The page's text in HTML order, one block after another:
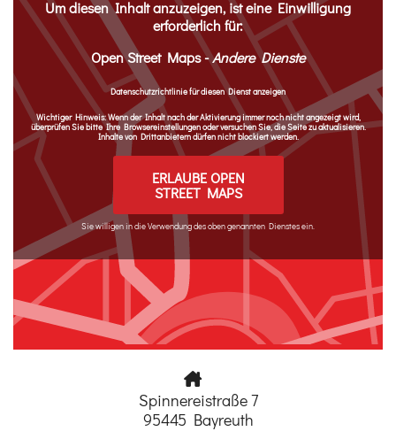
Um diesen Inhalt anzuzeigen, ist eine Einwilligung
erforderlich für:
Open Street Maps-Andere Dienste
Datenschutzrichtlinie für diesen Dienst anzeigen
Wichtiger Hinweis:Wenn der Inhalt nach der Aktivierung immer noch nicht angezeigt wird,
überprüfen Sie bitte Ihre Browsereinstellungen oder versuchen Sie, die Seite zu aktualisieren.
Inhalte von Drittanbietern dürfen nicht blockiert werden.
ERLAUBE OPEN
STREET MAPS
Sie willigen in die Verwendung des oben genannten Dienstes ein.
Spinnereistraße 7
95445 Bayreuth